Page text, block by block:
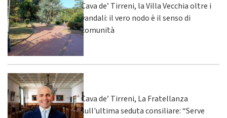
Cava de’ Tirreni, la Villa Vecchia oltre i
vandali: il vero nodo è il senso di
comunità
Cava de’ Tirreni, La Fratellanza
sull'ultima seduta consiliare: “Serve